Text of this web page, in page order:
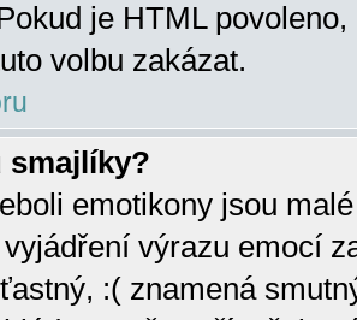
je HTML
volbu zakázat.
smajlíky?
emotikony jsou
výrazu emocí
:( znamená